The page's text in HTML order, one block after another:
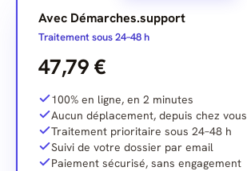
Avec Démarches.support
Traitement sous 24–48 h
47,79 €
100% en ligne, en 2 minutes
Aucun déplacement, depuis chez vous
Traitement prioritaire sous 24–48 h
Suivi de votre dossier par email
Paiement sécurisé, sans engagement